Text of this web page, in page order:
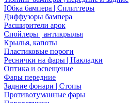
Юбка бампера | Сплиттеры
Диффузоры бампера
Расширители арок
Спойлеры | антикрылья
Крылья, капоты
Пластиковые пороги
Реснички на фары | Накладки
Оптика и освещение
Фары передние
Задние фонари | Стопы
Противотуманные фары